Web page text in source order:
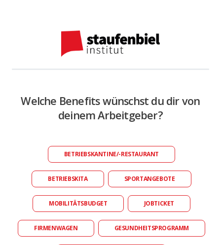
Welche Benefits wünschst du dir von
deinem Arbeitgeber?
BETRIEBSKANTINE/-RESTAURANT
BETRIEBSKITA SPORTANGEBOTE
MOBILITÄTSBUDGET JOBTICKET
FIRMENWAGEN GESUNDHEITSPROGRAMM